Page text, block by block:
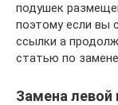
подушек
поэтому если вы
ссылки а
статью по
Замена левой